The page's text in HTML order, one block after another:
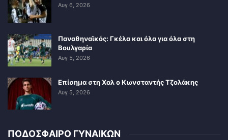
Αυγ 6, 2026
Παναθηναϊκός: Γκέλα και όλα για όλα στη
Βουλγαρία
Αυγ 5, 2026
Επίσημα στη Χαλ ο Κωνσταντής Τζολάκης
Αυγ 5, 2026
ΠΟΔΟΣΦΑΙΡΟ ΓΥΝΑΙΚΩΝ